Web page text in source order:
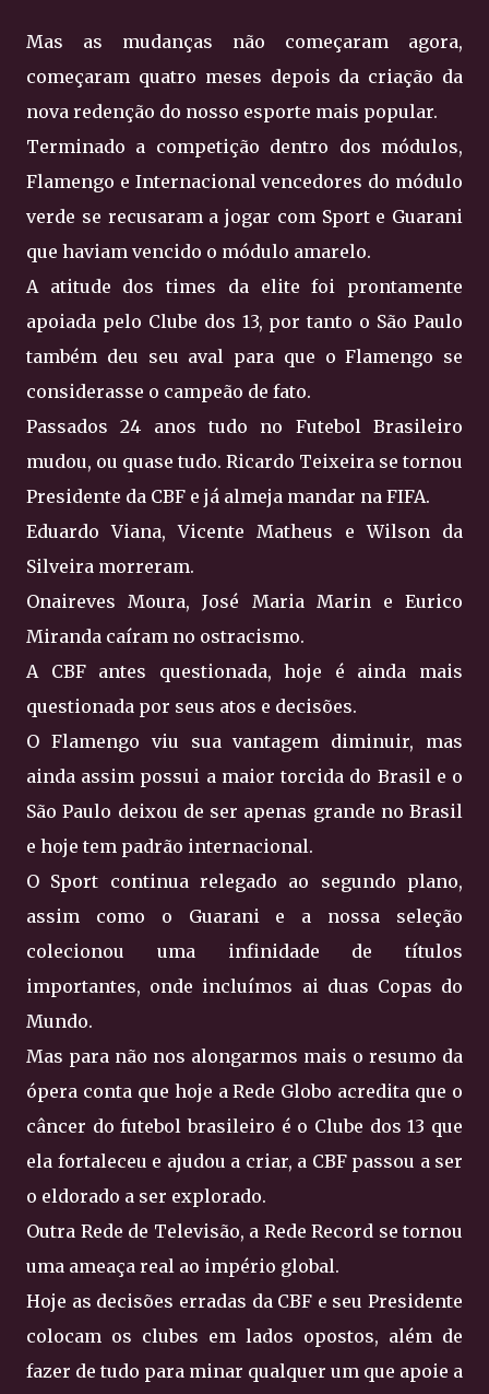
Mas as mudanças não começaram agora,
começaram quatro meses depois da criação da
nova redenção do nosso esporte mais popular.
Terminado a competição dentro dos módulos,
Flamengo e Internacional vencedores do módulo
verde se recusaram a jogar com Sport e Guarani
que haviam vencido o módulo amarelo.
A atitude dos times da elite foi prontamente
apoiada pelo Clube dos 13, por tanto o São Paulo
também deu seu aval para que o Flamengo se
considerasse o campeão de fato.
Passados 24 anos tudo no Futebol Brasileiro
mudou, ou quase tudo. Ricardo Teixeira se tornou
Presidente da CBF e já almeja mandar na FIFA.
Eduardo Viana, Vicente Matheus e Wilson da
Silveira morreram.
Onaireves Moura, José Maria Marin e Eurico
Miranda caíram no ostracismo.
A CBF antes questionada, hoje é ainda mais
questionada por seus atos e decisões.
O Flamengo viu sua vantagem diminuir, mas
ainda assim possui a maior torcida do Brasil e o
São Paulo deixou de ser apenas grande no Brasil
e hoje tem padrão internacional.
O Sport continua relegado ao segundo plano,
assim como o Guarani e a nossa seleção
colecionou uma infinidade de títulos
importantes, onde incluímos ai duas Copas do
Mundo.
Mas para não nos alongarmos mais o resumo da
ópera conta que hoje a Rede Globo acredita que o
câncer do futebol brasileiro é o Clube dos 13 que
ela fortaleceu e ajudou a criar, a CBF passou a ser
o eldorado a ser explorado.
Outra Rede de Televisão, a Rede Record se tornou
uma ameaça real ao império global.
Hoje as decisões erradas da CBF e seu Presidente
colocam os clubes em lados opostos, além de
fazer de tudo para minar qualquer um que apoie a